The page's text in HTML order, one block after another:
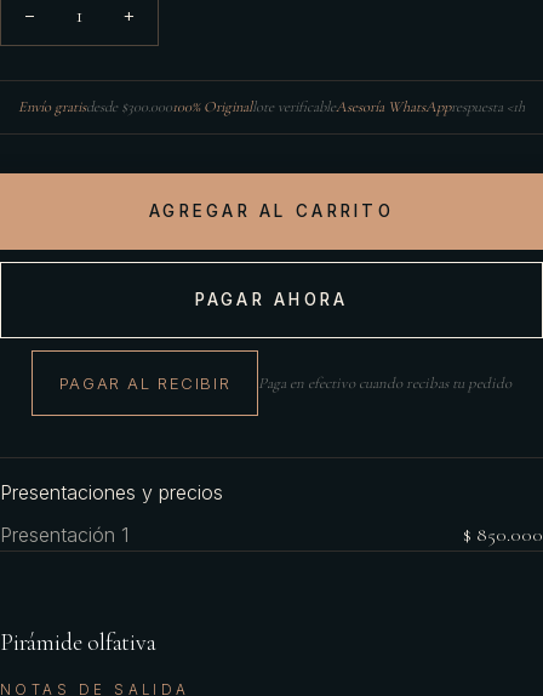
− 1 +
Envío gratisdesde $300.000100% Originallote verificableAsesoría WhatsApprespuesta <1h
AGREGAR AL CARRITO
PAGAR AHORA
PAGAR AL RECIBIR Paga en efectivo cuando recibas tu pedido
Presentaciones y precios
Presentación 1
$ 850.000
Pirámide olfativa
NOTAS DE SALIDA